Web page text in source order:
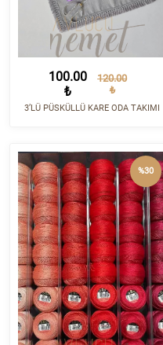
100.00
₺
120.00
₺
3’LÜ PÜSKÜLLÜ KARE ODA TAKIMI
%30